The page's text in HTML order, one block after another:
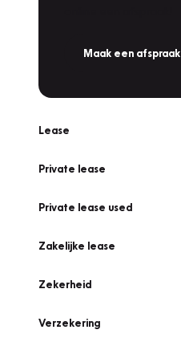
Maak een afspraak
Lease
Private lease
Private lease used
Zakelijke lease
Zekerheid
Verzekering